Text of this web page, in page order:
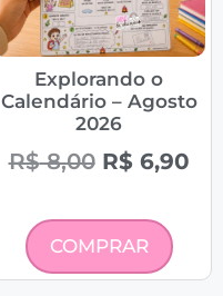
Explorando o
Calendário – Agosto
2026
R$8,00 R$6,90
COMPRAR